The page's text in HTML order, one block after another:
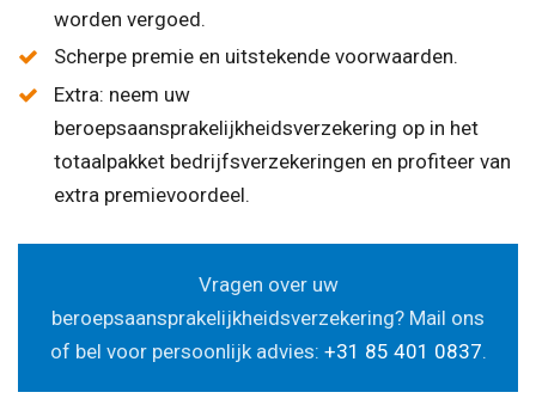
worden vergoed.
Scherpe premie en uitstekende voorwaarden.
Extra: neem uw
beroepsaansprakelijkheidsverzekering op in het
totaalpakket bedrijfsverzekeringen en profiteer van
extra premievoordeel.
Vragen over uw
beroepsaansprakelijkheidsverzekering? Mail ons
of bel voor persoonlijk advies: +31 85 401 0837.